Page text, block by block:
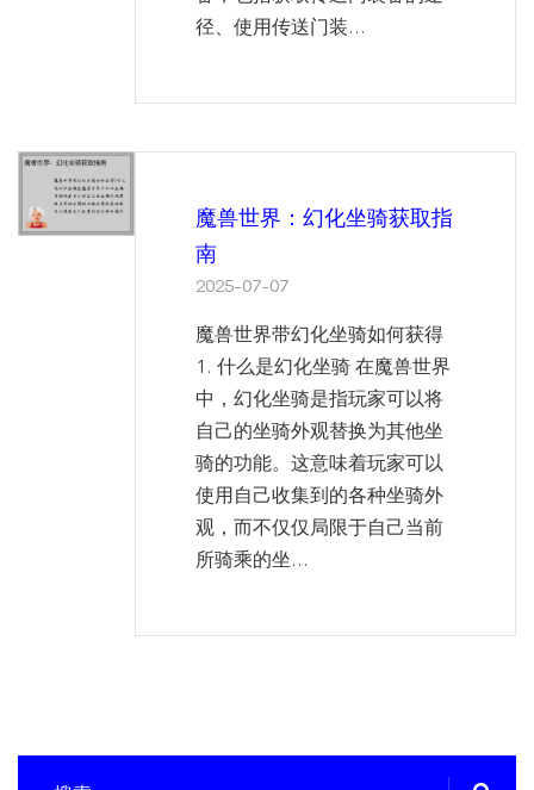
径、使用传送门装...
魔兽世界：幻化坐骑获取指
南
2025-07-07
魔兽世界带幻化坐骑如何获得
1. 什么是幻化坐骑 在魔兽世界
中，幻化坐骑是指玩家可以将
自己的坐骑外观替换为其他坐
骑的功能。这意味着玩家可以
使用自己收集到的各种坐骑外
观，而不仅仅局限于自己当前
所骑乘的坐...